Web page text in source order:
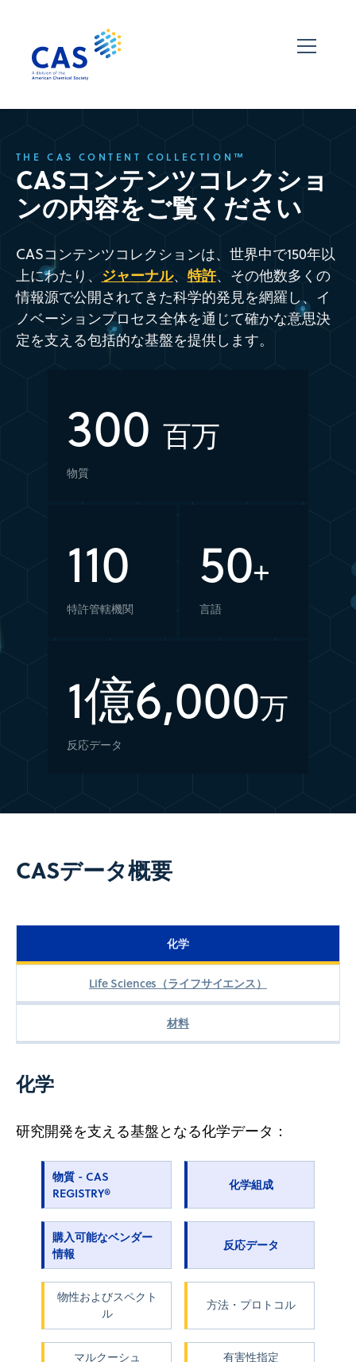
THE CAS CONTENT COLLECTION™
CASコンテンツコレクショ
ンの内容をご覧ください
CASコンテンツコレクションは、世界中で150年以
上にわたり、 ジャーナル、 特許、その他数多くの
情報源で公開されてきた科学的発見を網羅し、イ
ノベーションプロセス全体を通じて確かな意思決
定を支える包括的な基盤を提供します。
300百万
物質
110
特許管轄機関
50+
言語
1億6,000万
反応データ
CASデータ概要
化学
Life Sciences（ライフサイエンス）
材料
化学
研究開発を支える基盤となる化学データ：
物質 - CAS
REGISTRY®
化学組成
購入可能なベンダー
情報
反応データ
物性およびスペクト
ル
方法・プロトコル
マルクーシュ 有害性指定